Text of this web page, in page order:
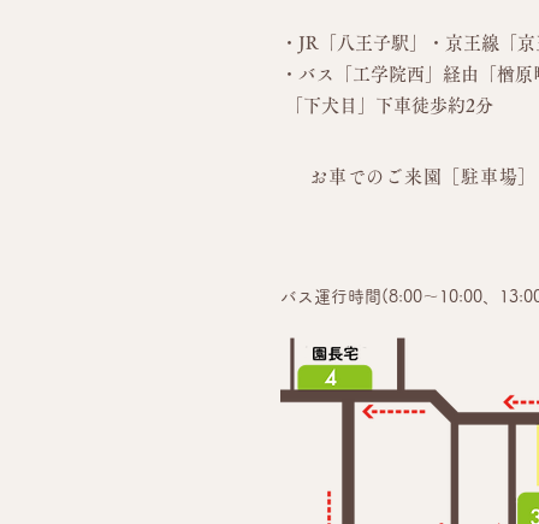
・JR「八王子駅」・京王線「
・バス
「工学院西」経由「楢
「下犬目」下車徒歩約2分
お車でのご来園［駐車場］
バス運行時間(8:00～10:00、